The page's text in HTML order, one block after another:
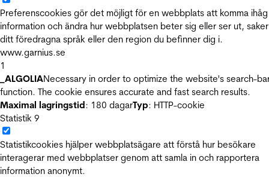
Preferenscookies gör det möjligt för en webbplats att komma ihåg
information och ändra hur webbplatsen beter sig eller ser ut,
ditt föredragna språk eller den region du befinner dig i.
www.garnius.se
1
_ALGOLIANecessary in order to optimize the website's search-
function. The cookie ensures accurate and fast search results.
Maximal lagringstid: 180 dagarTyp: HTTP-cookie
Statistik 9
Statistikcookies hjälper webbplatsägare att förstå hur besökare
interagerar med webbplatser genom att samla in och rapportera
information anonymt.